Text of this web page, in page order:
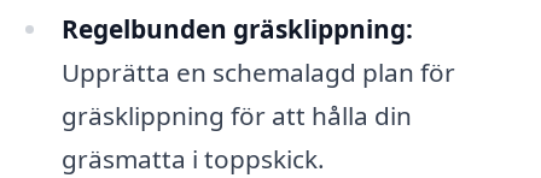
Regelbunden gräsklippning:
Upprätta en schemalagd plan för
gräsklippning för att hålla din
gräsmatta i toppskick.